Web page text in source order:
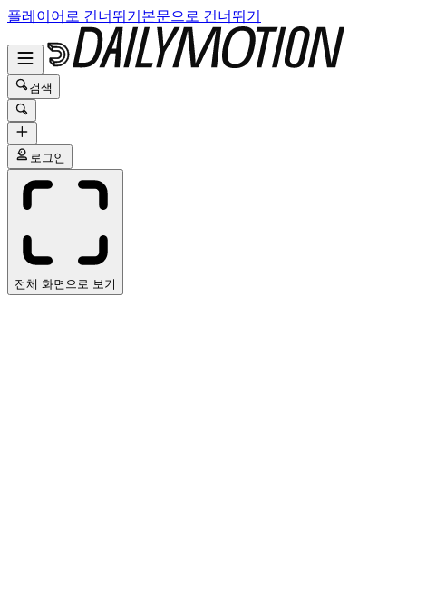
플레이어로 건너뛰기 본문으로 건너뛰기
검색
로그인
전체 화면으로 보기